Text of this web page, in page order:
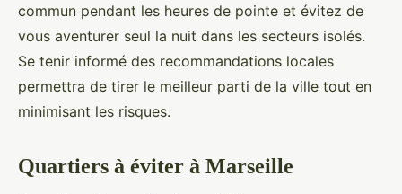
commun pendant les heures de pointe et évitez de
vous aventurer seul la nuit dans les secteurs isolés.
Se tenir informé des recommandations locales
permettra de tirer le meilleur parti de la ville tout en
minimisant les risques.
Quartiers à éviter à Marseille